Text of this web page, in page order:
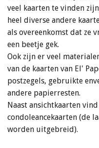
veel kaarten te vinden
heel diverse andere
als overeenkomst dat ze
een beetje gek.
Ook zijn er veel
van de kaarten van El'
postzegels, gebruikte
andere papierresten.
Naast ansichtkaarten
condoleancekaarten (de
worden uitgebreid).